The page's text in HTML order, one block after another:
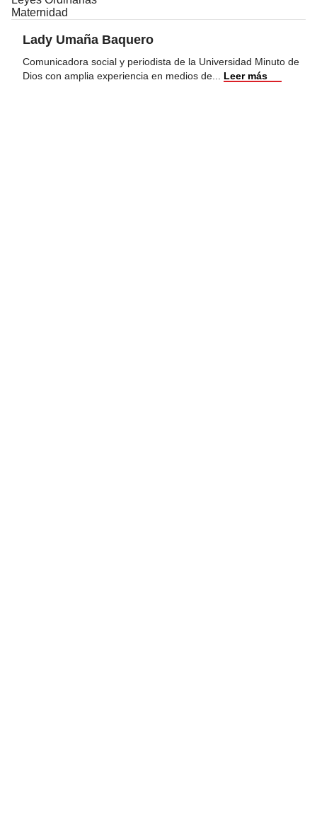
Maternidad
Lady Umaña Baquero
Comunicadora social y periodista de la Universidad Minuto de
Dios con amplia experiencia en medios de
Leer más